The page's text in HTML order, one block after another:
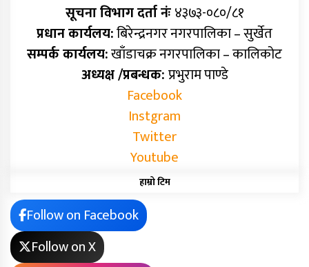
सूचना विभाग दर्ता नंः४३७३-०८०/८१
प्रधान कार्यलय:बिरेन्द्रनगर नगरपालिका – सुर्खेत
सम्पर्क कार्यलय:खाँडाचक्र नगरपालिका – कालिकोट
अध्यक्ष /प्रबन्धक:प्रभुराम पाण्डे
Facebook
Instgram
Twitter
Youtube
हाम्रो टिम
Follow on Facebook
Follow on X